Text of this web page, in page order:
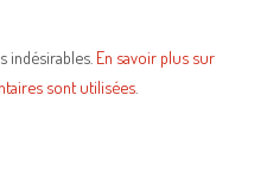
indésirables. En savoir plus sur
sont utilisées